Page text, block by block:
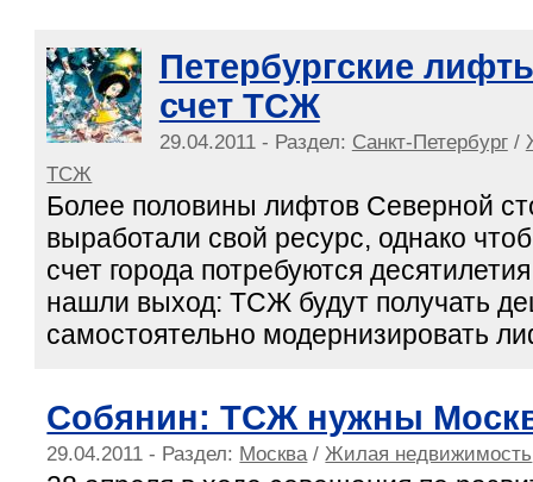
Петербургские
счет ТСЖ
29.04.2011 - Раздел: Санкт-Петербург/
ТСЖ
Более половины лифтов Северной
выработали свой ресурс, однако
счет города потребуются
нашли выход: ТСЖ будут получать
самостоятельно модернизировать
Собянин: ТСЖ нужны
29.04.2011 - Раздел: Москва / Жилая недвижимость